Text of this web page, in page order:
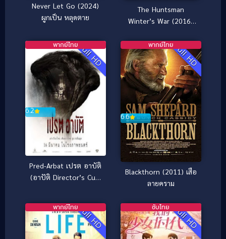
Never Let Go (2024)
ผูกเป็น หลุดตาย
The Huntsman
Winter’s War (2016)
แข็ง
Full HD
6.2
พากย์ไทย
Pred-Arbat เปรต อาบัติ
(อาปัติ Director’s Cut)
Full HD
6.6
พากย์ไทย
Blackthorn (2011) เสือ
ลายคราม
Full HD
พากย์ไทย Full HD
ซับไทย